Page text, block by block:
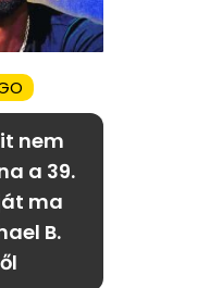
nem
a 39.
ma
B.